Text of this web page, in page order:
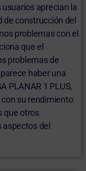
aprecian la
de construcción del
problemas con el
que el
problemas de
haber una
PLANAR 1 PLUS,
su rendimiento
que otros
del